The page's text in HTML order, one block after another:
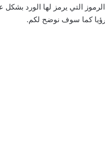
التي يرمز لها الورد بشكل
كما سوف نوضح لكم.